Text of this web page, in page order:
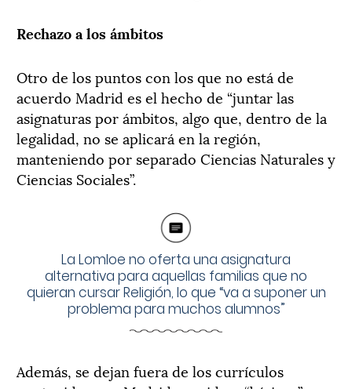
Rechazo a los ámbitos
Otro de los puntos con los que no está de
acuerdo Madrid es el hecho de “juntar las
asignaturas por ámbitos, algo que, dentro de la
legalidad, no se aplicará en la región,
manteniendo por separado Ciencias Naturales y
Ciencias Sociales”.
La Lomloe no oferta una asignatura
alternativa para aquellas familias que no
quieran cursar Religión, lo que “va a suponer un
problema para muchos alumnos”
Además, se dejan fuera de los currículos